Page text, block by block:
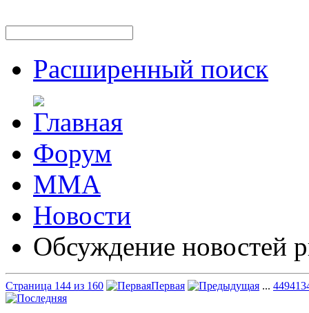
Расширенный поиск
Форум
ММА
Новости
Обсуждение новостей
Страница 144 из 160 Первая ... 4494